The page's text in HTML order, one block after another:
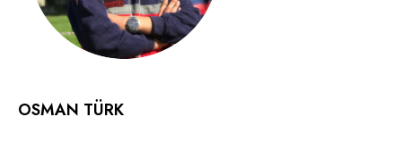
OSMAN TÜRK